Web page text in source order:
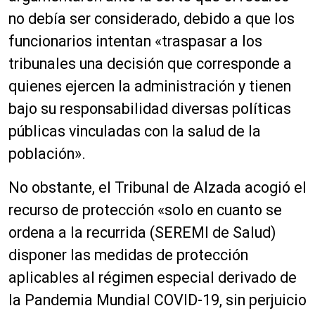
no debía ser considerado, debido a que los
funcionarios intentan «traspasar a los
tribunales una decisión que corresponde a
quienes ejercen la administración y tienen
bajo su responsabilidad diversas políticas
públicas vinculadas con la salud de la
población».
No obstante, el Tribunal de Alzada acogió el
recurso de protección «solo en cuanto se
ordena a la recurrida (SEREMI de Salud)
disponer las medidas de protección
aplicables al régimen especial derivado de
la Pandemia Mundial COVID-19, sin perjuicio